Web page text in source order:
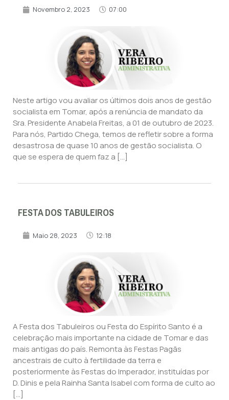
Novembro 2, 2023 07:00
Neste artigo vou avaliar os últimos dois anos de gestão
socialista em Tomar, após a renúncia de mandato da
Sra. Presidente Anabela Freitas, a 01 de outubro de 2023.
Para nós, Partido Chega, temos de refletir sobre a forma
desastrosa de quase 10 anos de gestão socialista. O
que se espera de quem faz a […]
FESTA DOS TABULEIROS
Maio 28, 2023 12:18
A Festa dos Tabuleiros ou Festa do Espírito Santo é a
celebração mais importante na cidade de Tomar e das
mais antigas do país. Remonta às Festas Pagãs
ancestrais de culto à fertilidade da terra e
posteriormente às Festas do Imperador, instituídas por
D. Dinis e pela Rainha Santa Isabel com forma de culto ao
[…]